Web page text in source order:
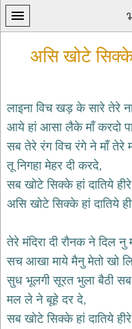
प्रथम
पन्ना
home
कृष्ण
भजन
krishna
शिव
भजन
bhajans
हनुमान
भजन
असि खोटे सिक्के
लाइना विच खड़ के सारे तेरे
आये हां आसा लैके माँ करदो
सब तेरे रंग विच रंगे ने माँ तेरे
तू निगहा मेहर दी करदे,
सब खोटे सिक्के हां दातिये
असि खोटे सिक्के हां दातिये
तेरे मंदिरा दी रौनक ने दिल नु
सच आखा माये मैनु मेतो खो
सुध भूलगी सूरत भुला बैठी सब
मल ले ने बूहे दर दे,
सब खोटे सिक्के हां दातिये